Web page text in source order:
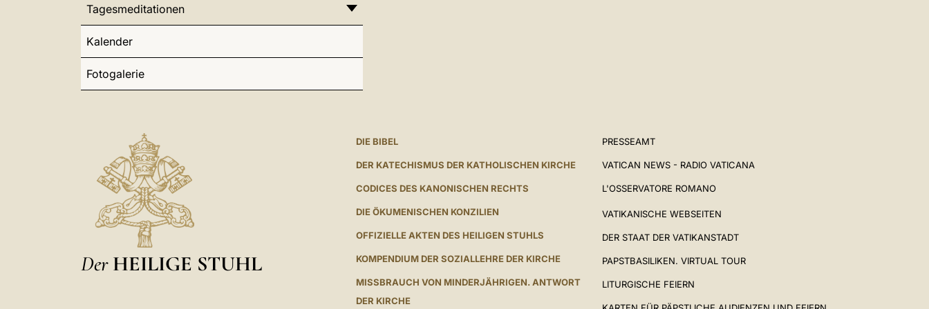
Tagesmeditationen
Kalender
Fotogalerie
Der HEILIGE STUHL
DIE BIBEL
DER KATECHISMUS DER KATHOLISCHEN KIRCHE
CODICES DES KANONISCHEN RECHTS
DIE ÖKUMENISCHEN KONZILIEN
OFFIZIELLE AKTEN DES HEILIGEN STUHLS
KOMPENDIUM DER SOZIALLEHRE DER KIRCHE
MISSBRAUCH VON MINDERJÄHRIGEN. ANTWORT
DER KIRCHE
PRESSEAMT
VATICAN NEWS - RADIO VATICANA
L'OSSERVATORE ROMANO
VATIKANISCHE WEBSEITEN
DER STAAT DER VATIKANSTADT
PAPSTBASILIKEN. VIRTUAL TOUR
LITURGISCHE FEIERN